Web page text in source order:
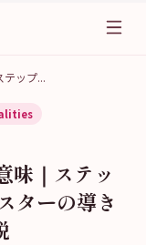
テップ...
味｜ステッ
ターの導き